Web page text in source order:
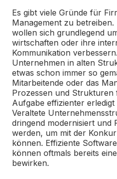
Es gibt viele Gründe für
Management zu
wollen sich grundlegend
wirtschaften oder ihre
Kommunikation
Unternehmen in alten
etwas schon immer so
Mitarbeitende oder das
Prozessen und Strukturen
Aufgabe effizienter
Veraltete
dringend modernisiert und
werden, um mit der
können. Effiziente
können oftmals bereits
bewirken.